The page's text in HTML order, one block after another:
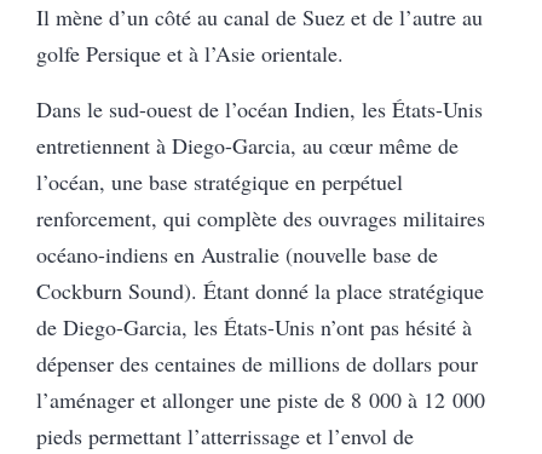
Il mène d’un côté au canal de Suez et de l’autre au
golfe Persique et à l’Asie orientale.
Dans le sud-ouest de l’océan Indien, les États-Unis
entretiennent à Diego-Garcia, au cœur même de
l’océan, une base stratégique en perpétuel
renforcement, qui complète des ouvrages militaires
océano-indiens en Australie (nouvelle base de
Cockburn Sound). Étant donné la place stratégique
de Diego-Garcia, les États-Unis n’ont pas hésité à
dépenser des centaines de millions de dollars pour
l’aménager et allonger une piste de 8 000 à 12 000
pieds permettant l’atterrissage et l’envol de